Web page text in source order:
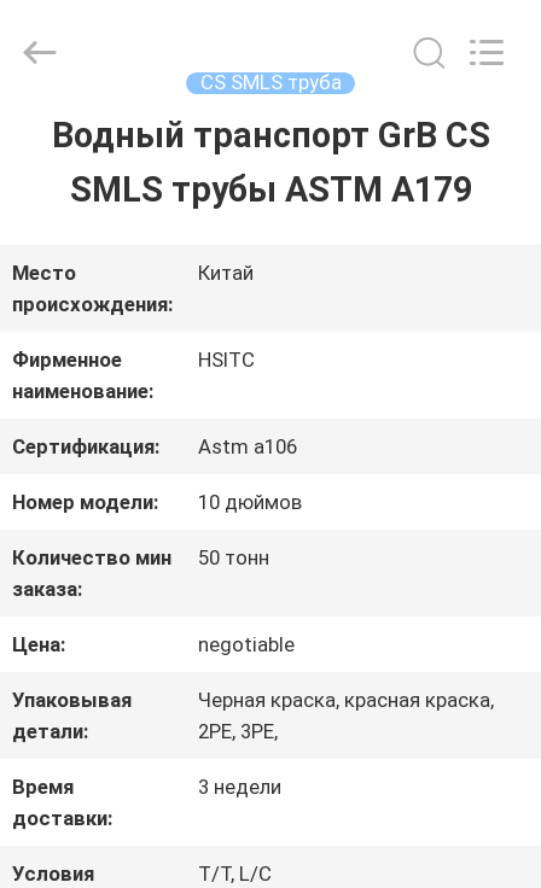
ДОМОЙ
О
НАС
ЭКСКУРСИЯ
ПО
ЗАВОДУ
КОНТРОЛЬ
КАЧЕСТВА
СВЯЖИТЕСЬ
С
International
Trade
CS SMLS труба
Водный транспорт GrB CS
SMLS трубы ASTM A179
Место
происхождения:
Китай
Фирменное
наименование:
HSITC
Сертификация: Astm a106
Номер модели: 10 дюймов
Количество мин
заказа:
50 тонн
Цена: negotiable
Упаковывая
детали:
Черная краска, красная краска,
2PE, 3PE,
Время
доставки:
3 недели
Условия
T/T, L/C